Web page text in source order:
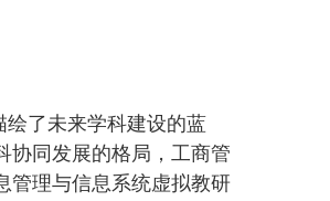
了未来学科建设的蓝
协同发展的格局，工商管
管理与信息系统虚拟教研